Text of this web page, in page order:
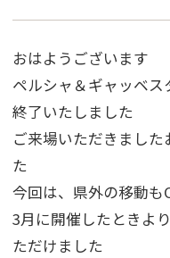
おはようございます
ペルシャ＆ギャッベ
終了いたしました
ご来場いただきまし
た
今回は、県外の移動も
3月に開催したときよ
ただけました